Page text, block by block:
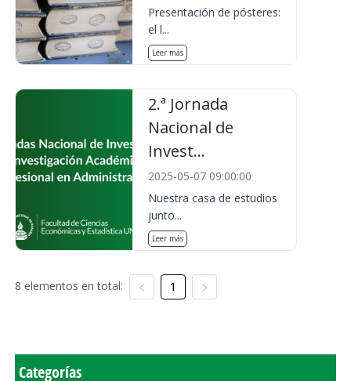
Presentación de pósteres:
el l...
Leer más
2.ª Jornada
Nacional de
Invest...
2025-05-07 09:00:00
Nuestra casa de estudios
junto...
Leer más
8 elementos en total: 1
Categorías